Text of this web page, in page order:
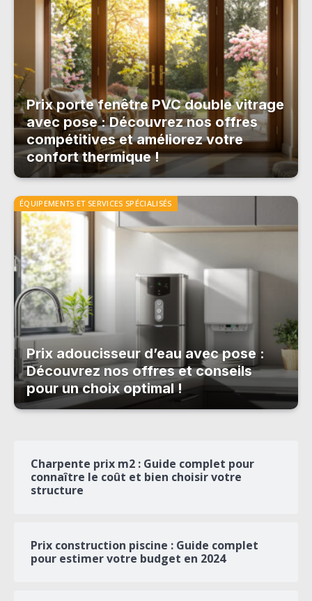
Prix porte fenêtre PVC double vitrage
avec pose : Découvrez nos offres
compétitives et améliorez votre
confort thermique !
ÉQUIPEMENTS ET SERVICES SPÉCIALISÉS
Prix adoucisseur d’eau avec pose :
Découvrez nos offres et conseils
pour un choix optimal !
Charpente prix m2 : Guide complet pour
connaître le coût et bien choisir votre
structure
Prix construction piscine : Guide complet
pour estimer votre budget en 2024